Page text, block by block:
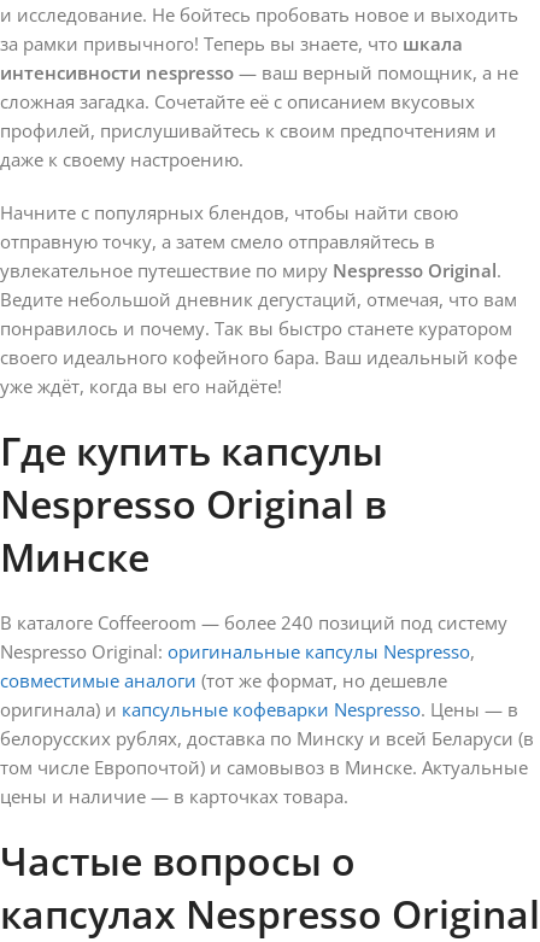
и исследование. Не бойтесь пробовать новое и выходить
за рамки привычного! Теперь вы знаете, что шкала
интенсивности nespresso — ваш верный помощник, а не
сложная загадка. Сочетайте её с описанием вкусовых
профилей, прислушивайтесь к своим предпочтениям и
даже к своему настроению.
Начните с популярных блендов, чтобы найти свою
отправную точку, а затем смело отправляйтесь в
увлекательное путешествие по миру Nespresso Original.
Ведите небольшой дневник дегустаций, отмечая, что вам
понравилось и почему. Так вы быстро станете куратором
своего идеального кофейного бара. Ваш идеальный кофе
уже ждёт, когда вы его найдёте!
Где купить капсулы
Nespresso Original в
Минске
В каталоге Coffeeroom — более 240 позиций под систему
Nespresso Original: оригинальные капсулы Nespresso,
совместимые аналоги (тот же формат, но дешевле
оригинала) и капсульные кофеварки Nespresso. Цены — в
белорусских рублях, доставка по Минску и всей Беларуси (в
том числе Европочтой) и самовывоз в Минске. Актуальные
цены и наличие — в карточках товара.
Частые вопросы о
капсулах Nespresso Original